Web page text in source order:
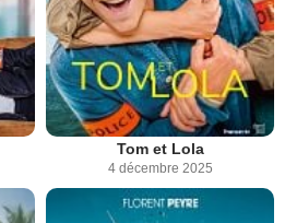
Tom et Lola
4 décembre 2025